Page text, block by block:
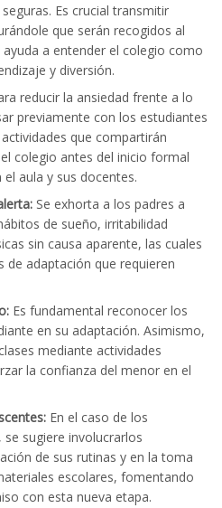
Es crucial transmitir
que serán recogidos al
a entender el colegio como
y diversión.
reducir la ansiedad frente a lo
previamente con los estudiantes
que compartirán
colegio antes del inicio formal
aula y sus docentes.
Se exhorta a los padres a
de sueño, irritabilidad
sin causa aparente, las cuales
de adaptación que requieren
Es fundamental reconocer los
en su adaptación. Asimismo,
mediante actividades
la confianza del menor en el
En el caso de los
sugiere involucrarlos
de sus rutinas y en la toma
escolares, fomentando
con esta nueva etapa.